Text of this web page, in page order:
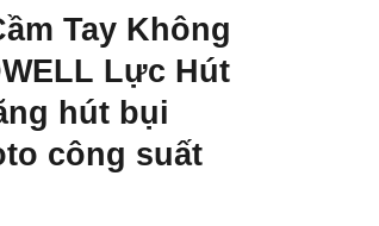
Tay Không
Lực Hút
hút bụi
công suất